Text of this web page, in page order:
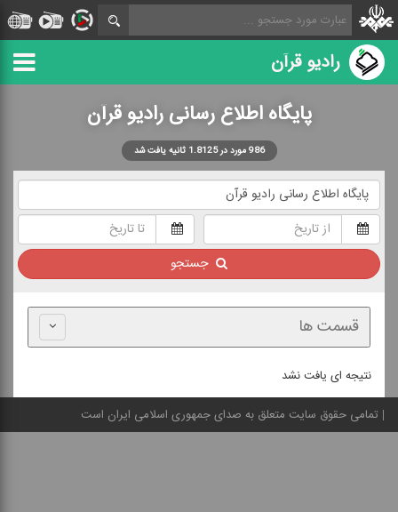
رادیو قرآن
پایگاه اطلاع رسانی رادیو قرآن
986 مورد در 1.8125 ثانیه یافت شد
جستجو
قسمت ها
نتیجه ای یافت نشد
تمامی حقوق سایت متعلق به صدای جمهوری اسلامی ایران است